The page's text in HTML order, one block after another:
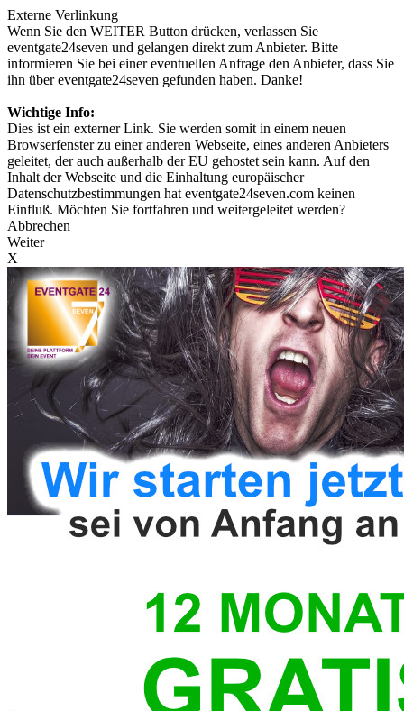
Externe Verlinkung
Wenn Sie den WEITER Button drücken, verlassen Sie
eventgate24seven und gelangen direkt zum Anbieter. Bitte
informieren Sie bei einer eventuellen Anfrage den Anbieter, dass Sie
ihn über eventgate24seven gefunden haben. Danke!
Wichtige Info:
Dies ist ein externer Link. Sie werden somit in einem neuen
Browserfenster zu einer anderen Webseite, eines anderen Anbieters
geleitet, der auch außerhalb der EU gehostet sein kann. Auf den
Inhalt der Webseite und die Einhaltung europäischer
Datenschutzbestimmungen hat eventgate24seven.com keinen
Einfluß. Möchten Sie fortfahren und weitergeleitet werden?
Abbrechen
Weiter
X